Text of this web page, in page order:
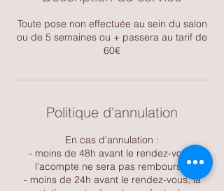
Toute pose non effectuée au sein du salon
ou de 5 semaines ou + passera au tarif de
60€
Politique d'annulation
En cas d'annulation :
- moins de 48h avant le rendez-vous,
l'acompte ne sera pas remboursé.
- moins de 24h avant le rendez-vous, la